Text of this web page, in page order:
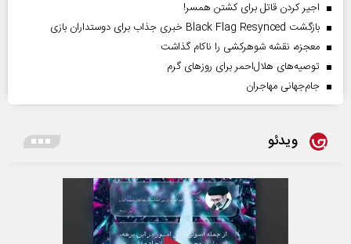
اجیر کردن قاتل برای کشتن همسر!
بازگشت Black Flag Resynced خبری جذاب برای دوستداران بازی
معجزه، نقشه شوهرکشی را ناکام گذاشت
توصیه‌های هلال‌احمر برای روز‌های گرم
جام‌جهانی مهاجران
ویدئو